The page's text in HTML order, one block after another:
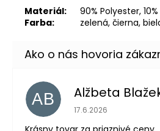
Materiál:
90% Polyester,
Farba:
zelená, čierna,
AB Alžbeta
Hodnotenie
17.6.2026